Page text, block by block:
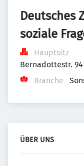
soziale
Hauptsitz
Bernadottestr.
Branche
ÜBER UNS